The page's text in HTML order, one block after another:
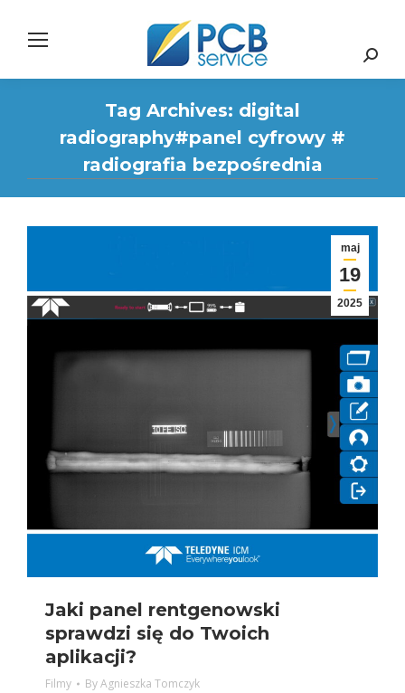
Search:
Tag Archives: digital
radiography#panel cyfrowy #
radiografia bezpośrednia
maj
19
2025
Jaki panel rentgenowski
sprawdzi się do Twoich
aplikacji?
Filmy ByAgnieszka Tomczyk